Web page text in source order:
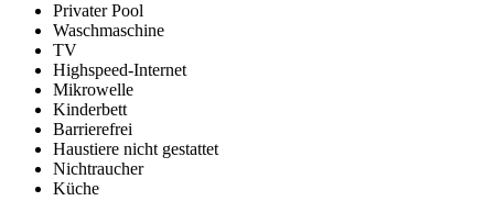
Privater Pool
Waschmaschine
TV
Highspeed-Internet
Mikrowelle
Kinderbett
Barrierefrei
Haustiere nicht gestattet
Nichtraucher
Küche